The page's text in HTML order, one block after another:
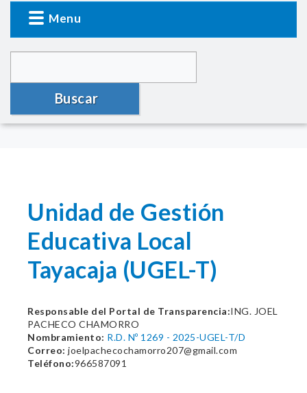
Menu
Buscar
Unidad de Gestión
Educativa Local
Tayacaja (UGEL-T)
Responsable del Portal de Transparencia:ING. JOEL
PACHECO CHAMORRO
Nombramiento: R.D. Nº 1269 - 2025-UGEL-T/D
Correo: joelpachecochamorro207@gmail.com
Teléfono:966587091